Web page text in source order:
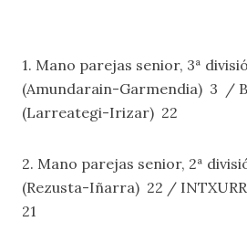
1. Mano parejas senior, 3ª
(Amundarain-Garmendia) 3 /
(Larreategi-Irizar) 22
2. Mano parejas senior, 2ª
(Rezusta-Iñarra) 22 /
21